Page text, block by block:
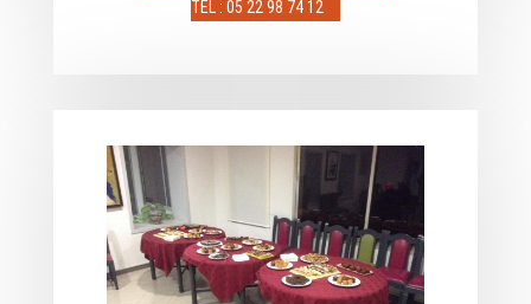
TÉL : 05 22 98 74 12